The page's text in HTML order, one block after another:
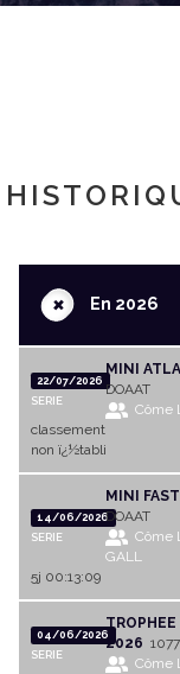
+En 2026
22/07/2026
SERIE
MINI
DOAAT
Côme
classement
non ï¿½tabli
14/06/2026
SERIE
MINI
DOAAT
Côme
GALL
5j 00:13:09
04/06/2026
SERIE
TROPHEE
2026
Côme